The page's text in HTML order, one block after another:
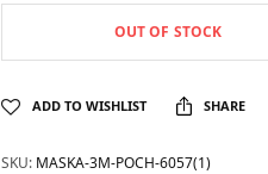
OUT OF STOCK
ADD TO WISHLIST SHARE
SKU: MASKA-3M-POCH-6057(1)